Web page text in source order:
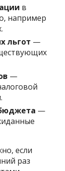
в
например
льгот —
—
—
если
раз